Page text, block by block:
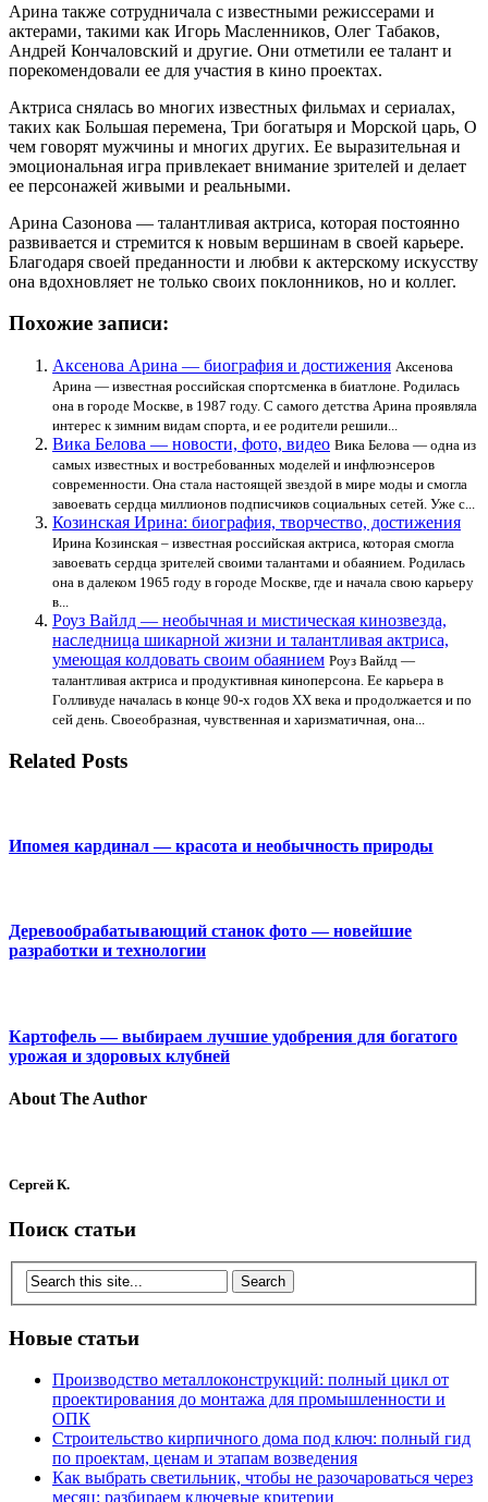
Арина также сотрудничала с известными режиссерами и
актерами, такими как Игорь Масленников, Олег Табаков,
Андрей Кончаловский и другие. Они отметили ее талант и
порекомендовали ее для участия в кино проектах.
Актриса снялась во многих известных фильмах и сериалах,
таких как Большая перемена, Три богатыря и Морской царь, О
чем говорят мужчины и многих других. Ее выразительная и
эмоциональная игра привлекает внимание зрителей и делает
ее персонажей живыми и реальными.
Арина Сазонова — талантливая актриса, которая постоянно
развивается и стремится к новым вершинам в своей карьере.
Благодаря своей преданности и любви к актерскому искусству
она вдохновляет не только своих поклонников, но и коллег.
Похожие записи:
Аксенова Арина — биография и достижения Аксенова
Арина — известная российская спортсменка в биатлоне. Родилась
она в городе Москве, в 1987 году. С самого детства Арина проявляла
интерес к зимним видам спорта, и ее родители решили...
Вика Белова — новости, фото, видео Вика Белова — одна из
самых известных и востребованных моделей и инфлюэнсеров
современности. Она стала настоящей звездой в мире моды и смогла
завоевать сердца миллионов подписчиков социальных сетей. Уже с...
Козинская Ирина: биография, творчество, достижения
Ирина Козинская – известная российская актриса, которая смогла
завоевать сердца зрителей своими талантами и обаянием. Родилась
она в далеком 1965 году в городе Москве, где и начала свою карьеру
в...
Роуз Вайлд — необычная и мистическая кинозвезда,
наследница шикарной жизни и талантливая актриса,
умеющая колдовать своим обаянием Роуз Вайлд —
талантливая актриса и продуктивная киноперсона. Ее карьера в
Голливуде началась в конце 90-х годов XX века и продолжается и по
сей день. Своеобразная, чувственная и харизматичная, она...
Related Posts
Ипомея кардинал — красота и необычность природы
Деревообрабатывающий станок фото — новейшие
разработки и технологии
Картофель — выбираем лучшие удобрения для богатого
урожая и здоровых клубней
About The Author
Сергей К.
Поиск статьи
Новые статьи
Производство металлоконструкций: полный цикл от
проектирования до монтажа для промышленности и
ОПК
Строительство кирпичного дома под ключ: полный гид
по проектам, ценам и этапам возведения
Как выбрать светильник, чтобы не разочароваться через
месяц: разбираем ключевые критерии